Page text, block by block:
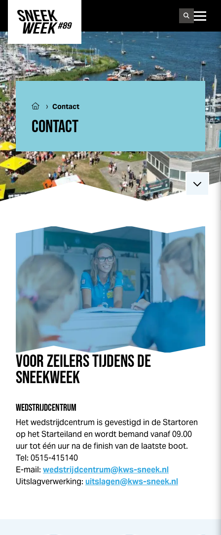
CONTACT
› Contact
VOOR ZEILERS TIJDENS DE
SNEEKWEEK
WEDSTRIJDCENTRUM
Het wedstrijdcentrum is gevestigd in de Startoren
op het Starteiland en wordt bemand vanaf 09.00
uur tot één uur na de finish van de laatste boot.
Tel: 0515-415140
E-mail: wedstrijdcentrum@kws-sneek.nl
Uitslagverwerking: uitslagen@kws-sneek.nl